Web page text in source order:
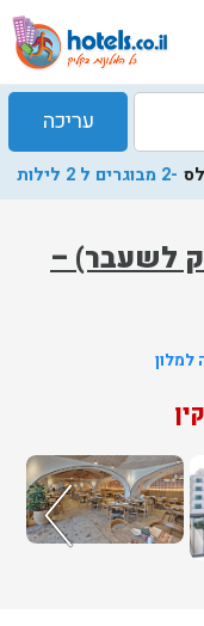
לשעבר) –
עריכה
-2 מבוגרים ל 2 לילות
למלון